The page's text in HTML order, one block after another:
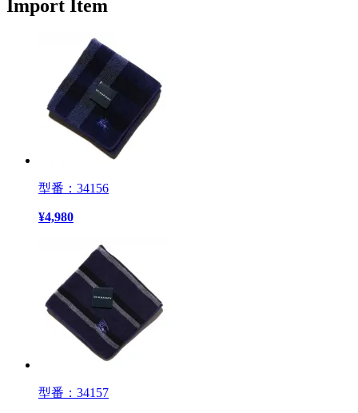
Import Item
型番：34156
¥4,980
型番：34157